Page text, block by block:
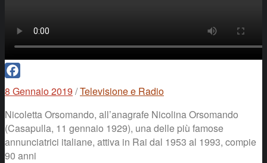
Facebook
8 Gennaio 2019 /Televisione e Radio
Nicoletta Orsomando, all’anagrafe Nicolina Orsomando
(Casapulla, 11 gennaio 1929), una delle più famose
annunciatrici italiane, attiva in Rai dal 1953 al 1993, compie
90 anni